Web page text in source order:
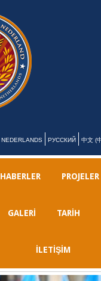
NEDERLANDS РУССКИЙ 中文 (
HABERLER PROJELER
GALERI TARIH
İLETİŞİM